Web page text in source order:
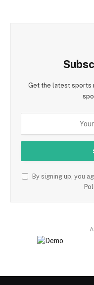
Get the latest sports
By signing up, you